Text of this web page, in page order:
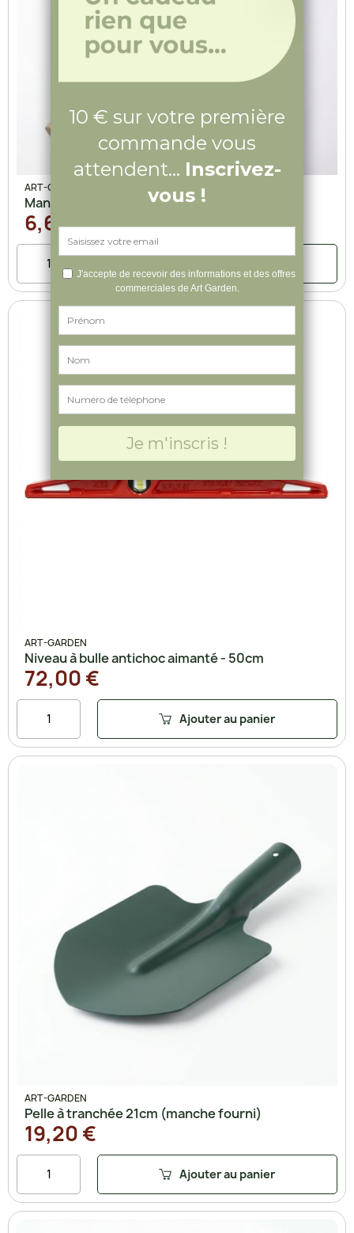
ART-GARDEN
Manche pour râteau
6,60 €
ART-GARDEN
Niveau à bulle antichoc aimanté - 50cm
72,00 €
Ajouter au panier
ART-GARDEN
Pelle à tranchée 21cm (manche fourni)
19,20 €
Ajouter au panier